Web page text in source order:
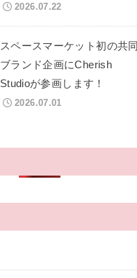
2026.07.22
スペースマーケット初の共同
ブランド企画にCherish
Studioが参画します！
2026.07.01